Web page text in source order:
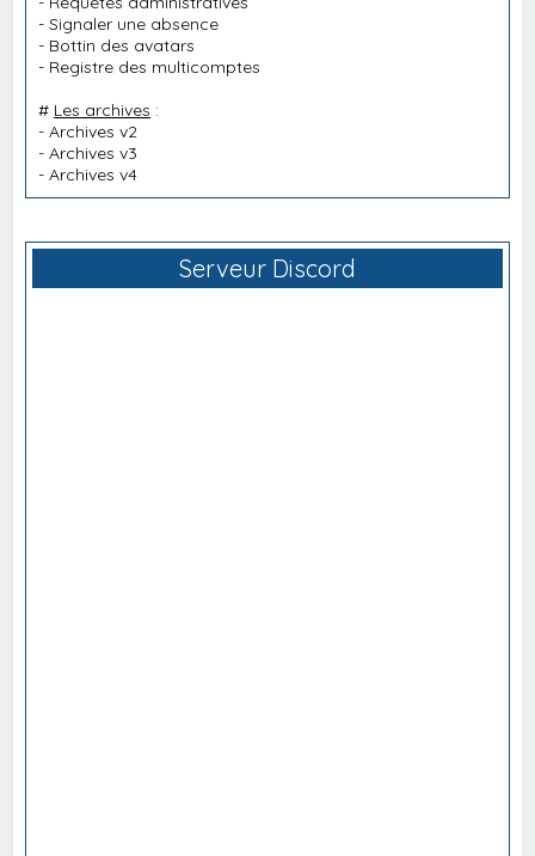
-Signaler une absence
- Bottin des avatars
- Registre des multicomptes
# Les archives :
-Archives v2
-Archives v3
-Archives v4
Serveur Discord